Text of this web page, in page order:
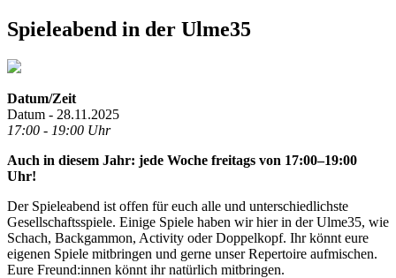
Spieleabend in der Ulme35
Datum/Zeit
Datum - 28.11.2025
17:00 - 19:00 Uhr
Auch in diesem Jahr: jede Woche freitags von 17:00–19:00
Uhr!
Der Spieleabend ist offen für euch alle und unterschiedlichste
Gesellschaftsspiele. Einige Spiele haben wir hier in der Ulme35, wie
Schach, Backgammon, Activity oder Doppelkopf. Ihr könnt eure
eigenen Spiele mitbringen und gerne unser Repertoire aufmischen.
Eure Freund:innen könnt ihr natürlich mitbringen.